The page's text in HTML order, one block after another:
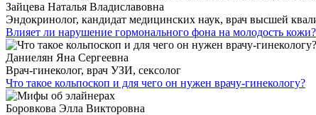
Зайцева Наталья Владиславовна
Эндокринолог, кандидат медицинских наук, врач высшей
Влияет ли нарушение гормонального фона на молодость кожи?
Даниелян Яна Сергеевна
Врач-гинеколог, врач УЗИ, сексолог
Что такое кольпоскоп и для чего он нужен врачу-гинекологу?
Боровкова Элла Викторовна